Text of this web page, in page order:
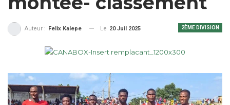
2ÈME DIVISION
Auteur : Felix Kalepe Le 20 Juil 2025